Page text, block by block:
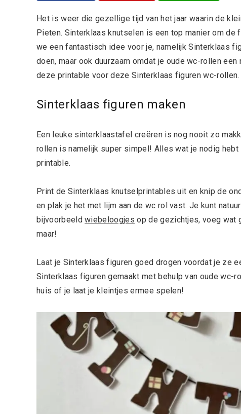
Het is weer die gezellige tijd van het jaar waarin de
Pieten. Sinterklaas knutselen is een top manier om
we een fantastisch idee voor je, namelijk Sinterklaas
doen, maar ook duurzaam omdat je oude wc-rollen
deze printable voor deze Sinterklaas figuren wc-rollen.
Sinterklaas figuren maken
Een leuke sinterklaastafel creëren is nog nooit zo
rollen is namelijk super simpel! Alles wat je nodig
printable.
Print de Sinterklaas knutselprintables uit en knip de
en plak je het met lijm aan de wc rol vast. Je kunt
bijvoorbeeldwiebeloogjes op de gezichtjes, voeg wat
maar!
Laat je Sinterklaas figuren goed drogen voordat je ze
Sinterklaas figuren gemaakt met behulp van oude
huis of je laat je kleintjes ermee spelen!